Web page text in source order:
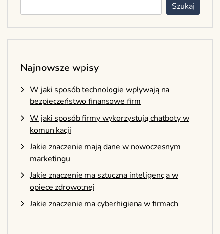
Szukaj
Najnowsze wpisy
W jaki sposób technologie wpływają na
bezpieczeństwo finansowe firm
W jaki sposób firmy wykorzystują chatboty w
komunikacji
Jakie znaczenie mają dane w nowoczesnym
marketingu
Jakie znaczenie ma sztuczna inteligencja w
opiece zdrowotnej
Jakie znaczenie ma cyberhigiena w firmach